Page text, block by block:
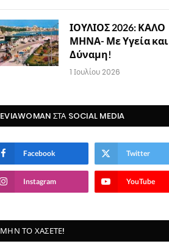
ΙΟΥΛΙΟΣ 2026: ΚΑΛΟ
ΜΗΝΑ- Με Υγεία και
Δύναμη!
1 Ιουλίου 2026
EVIAWOMAN ΣΤΑ SOCIAL MEDIA
Facebook Twitter
Instagram YouTube
ΜΗΝ ΤΟ ΧΆΣΕΤΕ!